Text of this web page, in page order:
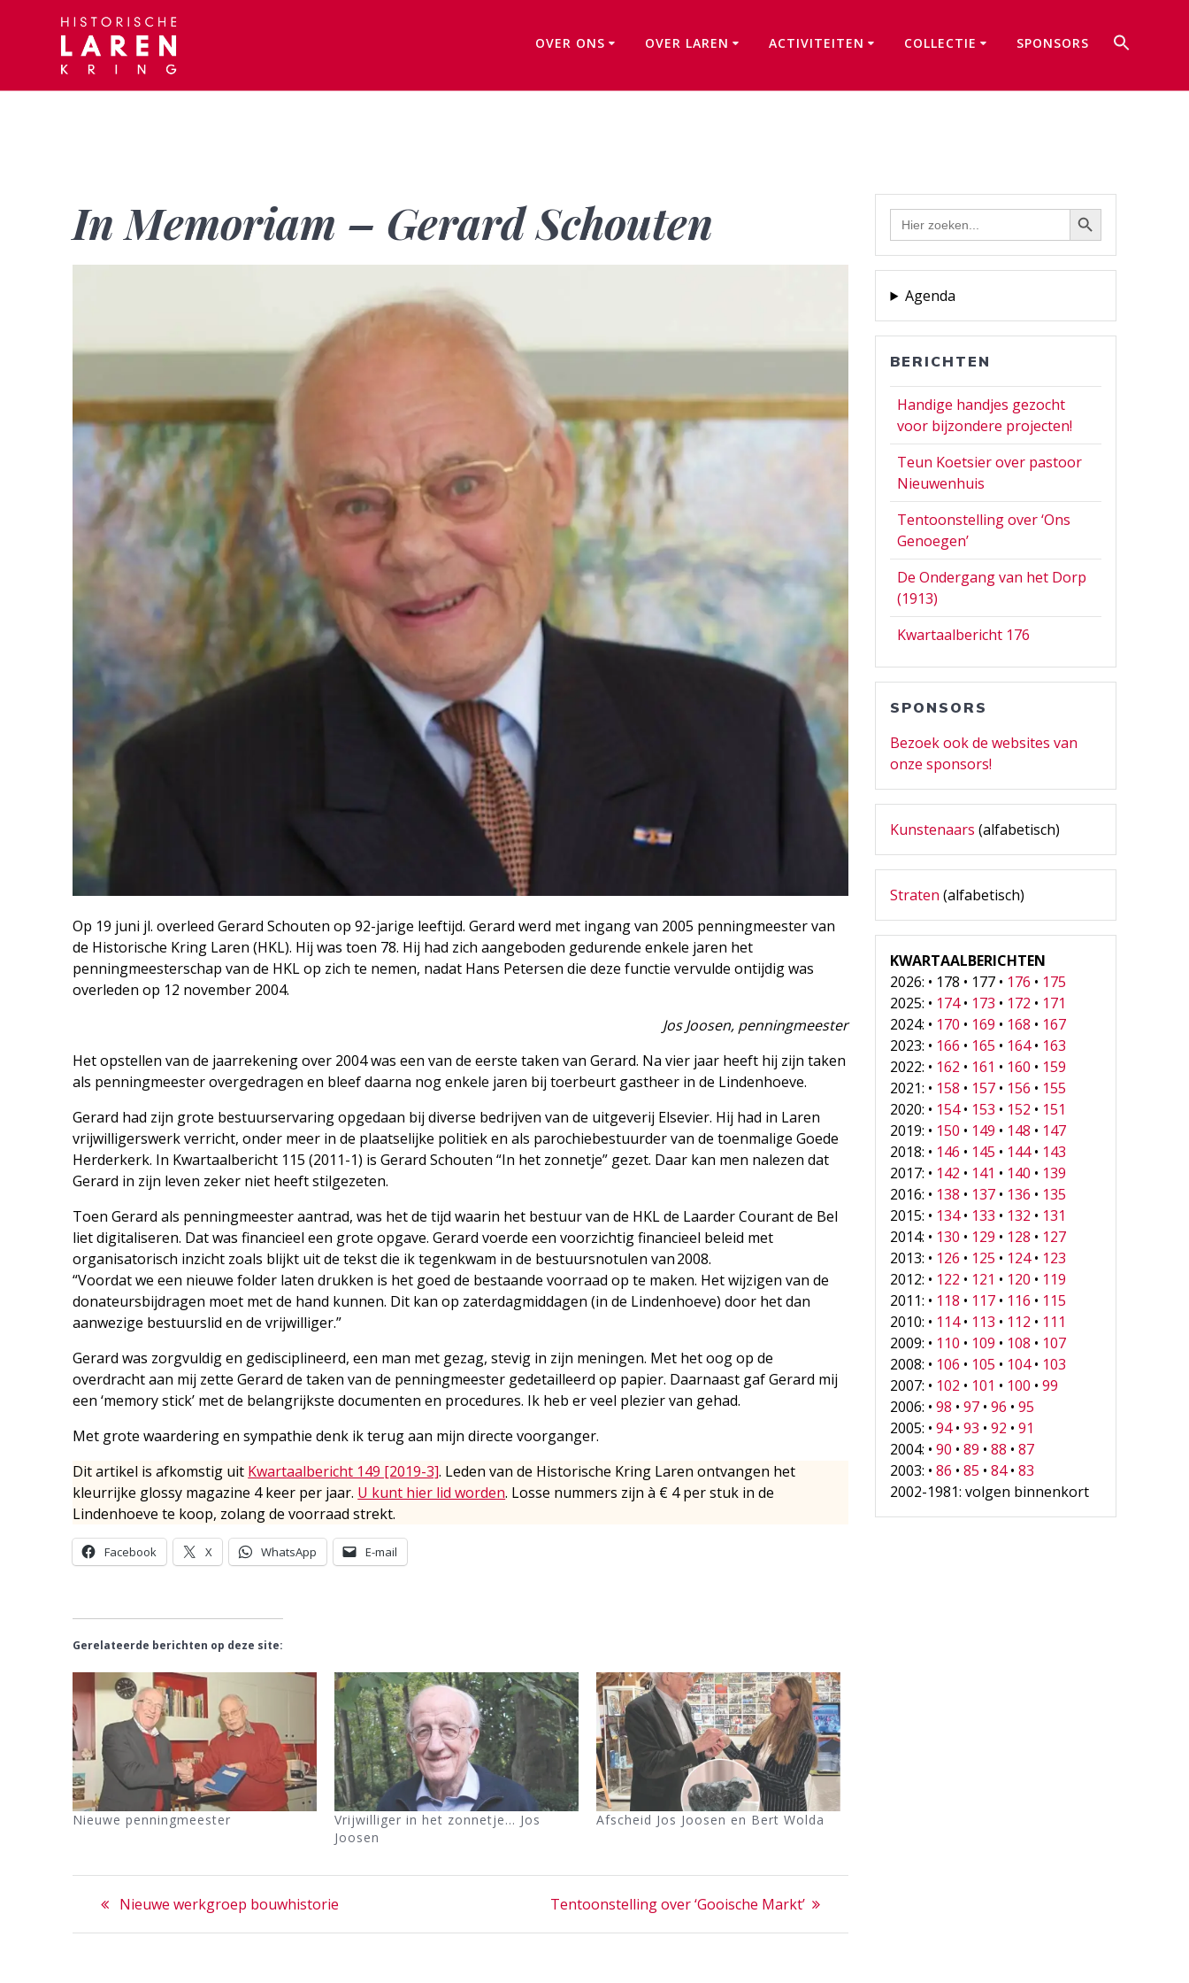
OVER ONS OVER LAREN ACTIVITEITEN COLLECTIE SPONSORS
In Memoriam – Gerard Schouten
Op 19 juni jl. overleed Gerard Schouten op 92-jarige leeftijd. Gerard werd met ingang van 2005 penningmeester van
de Historische Kring Laren (HKL). Hij was toen 78. Hij had zich aangeboden gedurende enkele jaren het
penningmeesterschap van de HKL op zich te nemen, nadat Hans Petersen die deze functie vervulde ontijdig was
overleden op 12 november 2004.
Jos Joosen, penningmeester
Het opstellen van de jaarrekening over 2004 was een van de eerste taken van Gerard. Na vier jaar heeft hij zijn taken
als penningmeester overgedragen en bleef daarna nog enkele jaren bij toerbeurt gastheer in de Lindenhoeve.
Gerard had zijn grote bestuurservaring opgedaan bij diverse bedrijven van de uitgeverij Elsevier. Hij had in Laren
vrijwilligerswerk verricht, onder meer in de plaatselijke politiek en als parochiebestuurder van de toenmalige Goede
Herderkerk. In Kwartaalbericht 115 (2011-1) is Gerard Schouten “In het zonnetje” gezet. Daar kan men nalezen dat
Gerard in zijn leven zeker niet heeft stilgezeten.
Toen Gerard als penningmeester aantrad, was het de tijd waarin het bestuur van de HKL de Laarder Courant de Bel
liet digitaliseren. Dat was financieel een grote opgave. Gerard voerde een voorzichtig financieel beleid met
organisatorisch inzicht zoals blijkt uit de tekst die ik tegenkwam in de bestuursnotulen van 2008.
“Voordat we een nieuwe folder laten drukken is het goed de bestaande voorraad op te maken. Het wijzigen van de
donateursbijdragen moet met de hand kunnen. Dit kan op zaterdagmiddagen (in de Lindenhoeve) door het dan
aanwezige bestuurslid en de vrijwilliger.”
Gerard was zorgvuldig en gedisciplineerd, een man met gezag, stevig in zijn meningen. Met het oog op de
overdracht aan mij zette Gerard de taken van de penningmeester gedetailleerd op papier. Daarnaast gaf Gerard mij
een ‘memory stick’ met de belangrijkste documenten en procedures. Ik heb er veel plezier van gehad.
Met grote waardering en sympathie denk ik terug aan mijn directe voorganger.
Dit artikel is afkomstig uit Kwartaalbericht 149 [2019-3]. Leden van de Historische Kring Laren ontvangen het
kleurrijke glossy magazine 4 keer per jaar. U kunt hier lid worden. Losse nummers zijn à € 4 per stuk in de
Lindenhoeve te koop, zolang de voorraad strekt.
Facebook X WhatsApp E-mail
Gerelateerde berichten op deze site:
Nieuwe penningmeester
Vrijwilliger in het zonnetje… Jos
Joosen
Afscheid Jos Joosen en Bert Wolda
Bericht
navigatie
Previous
Nieuwe werkgroep bouwhistorie
Next
Tentoonstelling over ‘Gooische Markt’
Zoek
naar:
Zoekknop
Agenda
BERICHTEN
Handige handjes gezocht
voor bijzondere projecten!
Teun Koetsier over pastoor
Nieuwenhuis
Tentoonstelling over ‘Ons
Genoegen’
De Ondergang van het Dorp
(1913)
Kwartaalbericht 176
SPONSORS
Bezoek ook de websites van
onze sponsors!
Kunstenaars (alfabetisch)
Straten (alfabetisch)
KWARTAALBERICHTEN
2026: • 178 • 177 • 176 • 175
2025: • 174• 173 • 172 • 171
2024: • 170 • 169 • 168 • 167
2023: • 166 • 165 • 164• 163
2022: • 162 • 161 • 160 • 159
2021: • 158 • 157 • 156 • 155
2020: • 154• 153 • 152 • 151
2019: • 150 • 149 • 148 • 147
2018: • 146 • 145 • 144• 143
2017: • 142 • 141 • 140 • 139
2016: • 138 • 137 • 136 • 135
2015: • 134• 133 • 132 • 131
2014: • 130 • 129 • 128 • 127
2013: • 126 • 125 • 124• 123
2012: • 122 • 121 • 120 • 119
2011: • 118 • 117 • 116 • 115
2010: • 114• 113 • 112 • 111
2009: • 110 • 109 • 108 • 107
2008: • 106 • 105 • 104• 103
2007: • 102 • 101 • 100 •99
2006: •98 •97 •96 •95
2005: •94•93 •92 •91
2004: •90 •89 •88 •87
2003: •86 •85 •84•83
2002-1981: volgen binnenkort